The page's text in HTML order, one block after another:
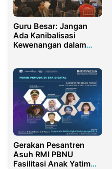
Guru Besar: Jangan
Ada Kanibalisasi
Kewenangan dalam
Gerakan Pesantren
Asuh RMI PBNU
Fasilitasi Anak Yatim